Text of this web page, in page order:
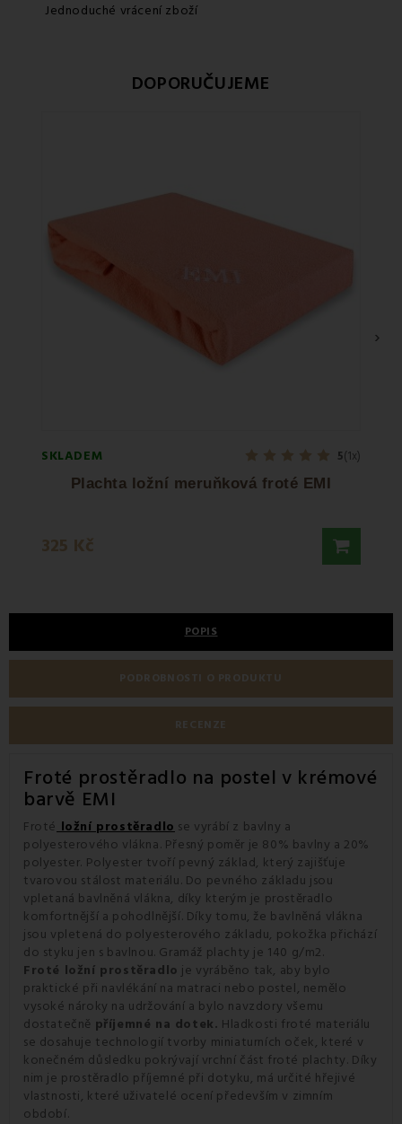
Jednoduché vrácení zboží
DOPORUČUJEME
SKLADEM 5(1x)
Plachta ložní meruňková froté EMI
325 Kč
›
POPIS
PODROBNOSTI O PRODUKTU
RECENZE
Froté prostěradlo na postel v krémové
barvě EMI
Froté ložní prostěradlo se vyrábí z bavlny a
polyesterového vlákna. Přesný poměr je 80% bavlny a 20%
polyester. Polyester tvoří pevný základ, který zajišťuje
tvarovou stálost materiálu. Do pevného základu jsou
vpletaná bavlněná vlákna, díky kterým je prostěradlo
komfortnější a pohodlnější. Díky tomu, že bavlněná vlákna
jsou vpletená do polyesterového základu, pokožka přichází
do styku jen s bavlnou. Gramáž plachty je 140 g/m2.
Froté ložní prostěradlo je vyráběno tak, aby bylo
praktické při navlékání na matraci nebo postel, nemělo
vysoké nároky na udržování a bylo navzdory všemu
dostatečně příjemné na dotek. Hladkosti froté materiálu
se dosahuje technologií tvorby miniaturních oček, které v
konečném důsledku pokrývají vrchní část froté plachty. Díky
nim je prostěradlo příjemné při dotyku, má určité hřejivé
vlastnosti, které uživatelé ocení především v zimním
období.